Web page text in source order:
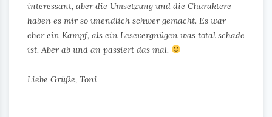
interessant, aber die Umsetzung und die Charaktere
haben es mir so unendlich schwer gemacht. Es war
eher ein Kampf, als ein Lesevergnügen was total schade
ist. Aber ab und an passiert das mal.
Liebe Grüße, Toni